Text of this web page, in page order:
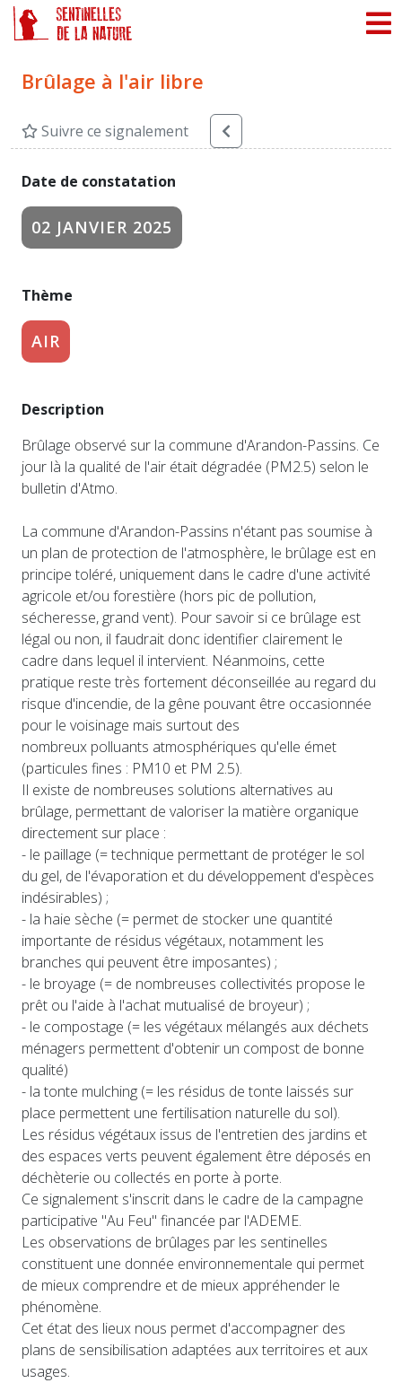
Brûlage à l'air libre
Suivre ce signalement
Date de constatation
02 JANVIER 2025
Thème
AIR
Description
Brûlage observé sur la commune d'Arandon-Passins. Ce
jour là la qualité de l'air était dégradée (PM2.5) selon le
bulletin d'Atmo.
La commune d'Arandon-Passins n'étant pas soumise à
un plan de protection de l'atmosphère, le brûlage est en
principe toléré, uniquement dans le cadre d'une activité
agricole et/ou forestière (hors pic de pollution,
sécheresse, grand vent). Pour savoir si ce brûlage est
légal ou non, il faudrait donc identifier clairement le
cadre dans lequel il intervient. Néanmoins, cette
pratique reste très fortement déconseillée au regard du
risque d'incendie, de la gêne pouvant être occasionnée
pour le voisinage mais surtout des
nombreux polluants atmosphériques qu'elle émet
(particules fines : PM10 et PM 2.5).
Il existe de nombreuses solutions alternatives au
brûlage, permettant de valoriser la matière organique
directement sur place :
- le paillage (= technique permettant de protéger le sol
du gel, de l'évaporation et du développement d'espèces
indésirables) ;
- la haie sèche (= permet de stocker une quantité
importante de résidus végétaux, notamment les
branches qui peuvent être imposantes) ;
- le broyage (= de nombreuses collectivités propose le
prêt ou l'aide à l'achat mutualisé de broyeur) ;
- le compostage (= les végétaux mélangés aux déchets
ménagers permettent d'obtenir un compost de bonne
qualité)
- la tonte mulching (= les résidus de tonte laissés sur
place permettent une fertilisation naturelle du sol).
Les résidus végétaux issus de l'entretien des jardins et
des espaces verts peuvent également être déposés en
déchèterie ou collectés en porte à porte.
Ce signalement s'inscrit dans le cadre de la campagne
participative "Au Feu" financée par l'ADEME.
Les observations de brûlages par les sentinelles
constituent une donnée environnementale qui permet
de mieux comprendre et de mieux appréhender le
phénomène.
Cet état des lieux nous permet d'accompagner des
plans de sensibilisation adaptées aux territoires et aux
usages.
Panneau de gestion des cookies